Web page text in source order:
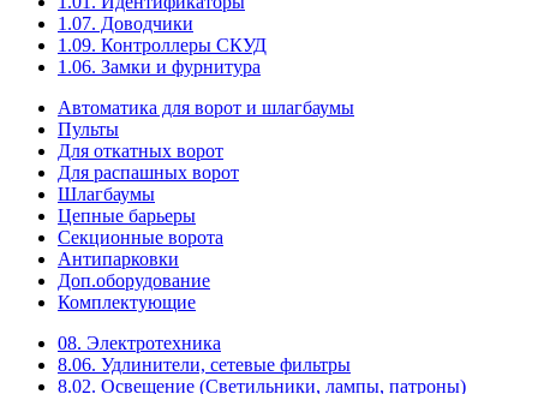
1.07. Доводчики
1.09. Контроллеры СКУД
1.06. Замки и фурнитура
Автоматика для ворот и шлагбаумы
Пульты
Для откатных ворот
Для распашных ворот
Шлагбаумы
Цепные барьеры
Секционные ворота
Антипарковки
Доп.оборудование
Комплектующие
08. Электротехника
8.06. Удлинители, сетевые фильтры
8.02. Освещение (Светильники, лампы, патроны)